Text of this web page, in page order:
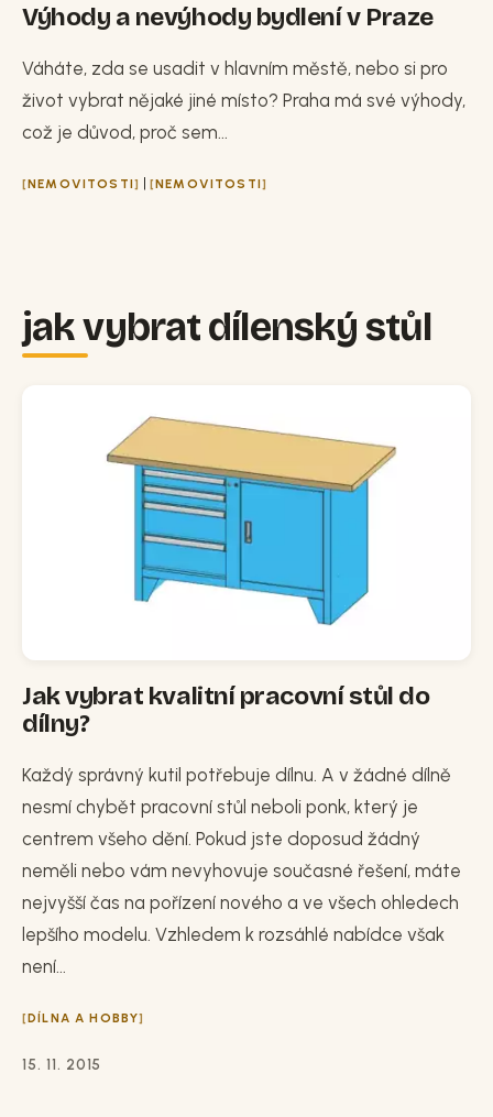
Výhody a nevýhody bydlení v Praze
Váháte, zda se usadit v hlavním městě, nebo si pro
život vybrat nějaké jiné místo? Praha má své výhody,
což je důvod, proč sem...
NEMOVITOSTI | NEMOVITOSTI
jak vybrat dílenský stůl
Jak vybrat kvalitní pracovní stůl do
dílny?
Každý správný kutil potřebuje dílnu. A v žádné dílně
nesmí chybět pracovní stůl neboli ponk, který je
centrem všeho dění. Pokud jste doposud žádný
neměli nebo vám nevyhovuje současné řešení, máte
nejvyšší čas na pořízení nového a ve všech ohledech
lepšího modelu. Vzhledem k rozsáhlé nabídce však
není...
DÍLNA A HOBBY
15. 11. 2015